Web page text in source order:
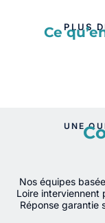
PLUS
Ce
UNE
Nos équipes
Loire interviennent
Réponse garantie